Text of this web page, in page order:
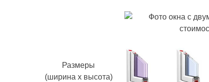
Размеры
(ширина х высота)